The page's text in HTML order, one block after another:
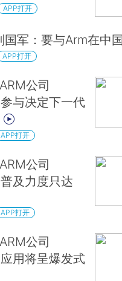
APP打开
军：要与Arm在中
APP打开
公司
与决定下一代
APP打开
公司
及力度只达
APP打开
公司
用将呈爆发式